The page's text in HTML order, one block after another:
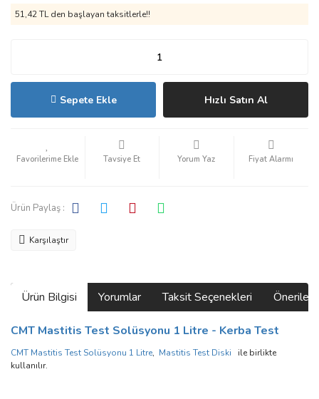
51,42 TL den başlayan taksitlerle!!
Sepete Ekle Hızlı Satın Al
Tavsiye Et Yorum Yaz Fiyat Alarmı
Ürün Paylaş :
Karşılaştır
Ürün Bilgisi Yorumlar Taksit Seçenekleri
CMT Mastitis Test Solüsyonu 1 Litre - Kerba Test
CMT Mastitis Test Solüsyonu 1 Litre, Mastitis Test Diski ile birlikte
kullanılır.